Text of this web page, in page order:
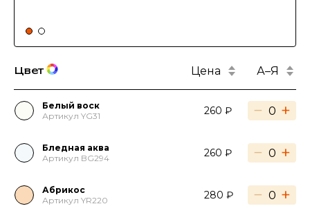
Цвет Цена А–Я
Белый воск
Артикул YG31
260 ₽ − +
Бледная аква
Артикул BG294
260 ₽ − +
Абрикос
Артикул YR220
280 ₽ − +